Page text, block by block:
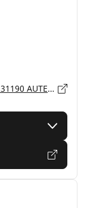
Route de Toulouse - RN 20 - Zi le Rouat, 31190 AUTERIVE